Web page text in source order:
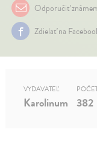
Odporučiť
Zdielať na
VYDAVATEĽ
Karolinum 382